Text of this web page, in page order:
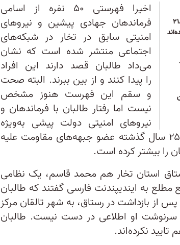
طالبان ۲۱۸
اخیرا فهرستی ۵۰ نفره از اسامی
فرماندهان جهادی پیشین و نیروهای
امنیتی سابق در تخار در شبکه‌های
اجتماعی منتشر شده است که نشان
می‌داد طالبان قصد دارند این افراد
را پیدا کنند و از بین ببرند. البته صحت
و سقم این فهرست هنوز مشخص
نیست اما رفتار طالبان با فرماندهان و
نیروهای امنیتی دولت پیشی به‌ویژه
کسانی که در دو سال اخیر یا حتی ۲۵ سال گذشته عضو جبهه‌های مقاومت علیه
را بیشتر کرده است.
رستاق استان تخار هم محمد قاسم، یک نظامی
مطلع به ایندیپندنت فارسی گفتند که طالبان
از بازداشت در رستاق، به شهر تالقان مرکز
سرنوشت او اطلاعی در دست نیست. طالبان
نکرده‌اند.